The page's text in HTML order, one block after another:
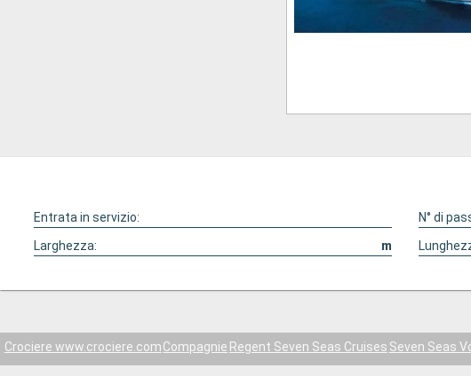
Entrata in servizio: N° di
Larghezza:
m
Crociere www.crociere.comCompagnie Regent Seven Seas Cruises Seven Seas